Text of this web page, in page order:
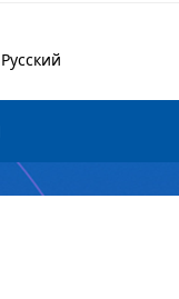
Русский